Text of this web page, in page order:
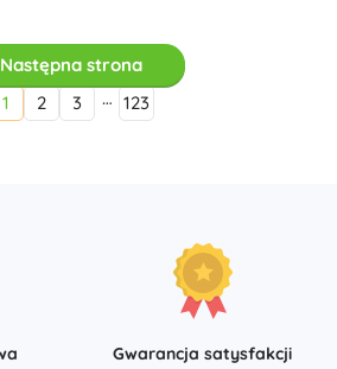
Następna strona
1
2 3 … 123
Gwarancja satysfakcji